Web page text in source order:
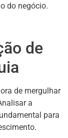
do negócio.
de
de mergulhar
a
para